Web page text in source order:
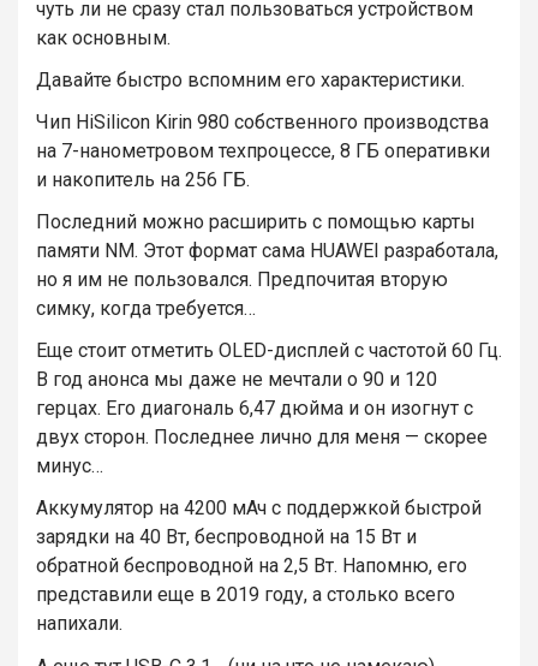
чуть ли не сразу стал пользоваться устройством
как основным.
Давайте быстро вспомним его характеристики.
Чип HiSilicon Kirin 980 собственного производства
на 7-нанометровом техпроцессе, 8 ГБ оперативки
и накопитель на 256 ГБ.
Последний можно расширить с помощью карты
памяти NM. Этот формат сама HUAWEI разработала,
но я им не пользовался. Предпочитая вторую
симку, когда требуется…
Еще стоит отметить OLED-дисплей с частотой 60 Гц.
В год анонса мы даже не мечтали о 90 и 120
герцах. Его диагональ 6,47 дюйма и он изогнут с
двух сторон. Последнее лично для меня — скорее
минус…
Аккумулятор на 4200 мАч с поддержкой быстрой
зарядки на 40 Вт, беспроводной на 15 Вт и
обратной беспроводной на 2,5 Вт. Напомню, его
представили еще в 2019 году, а столько всего
напихали.